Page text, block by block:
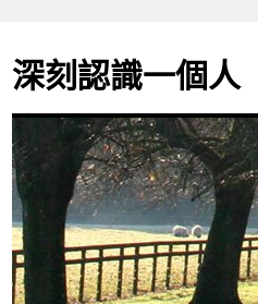
主
要
深刻認識一個人